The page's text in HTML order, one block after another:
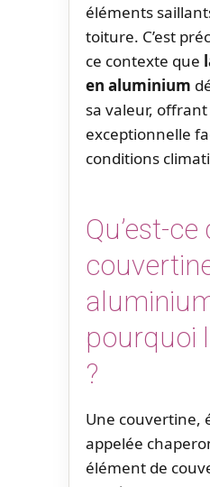
éléments
toiture. C’est
ce contexte que
en aluminium
sa valeur,
exceptionnelle
conditions
Qu’est-ce
pourquoi
?
Une couvertine,
appelée
élément de